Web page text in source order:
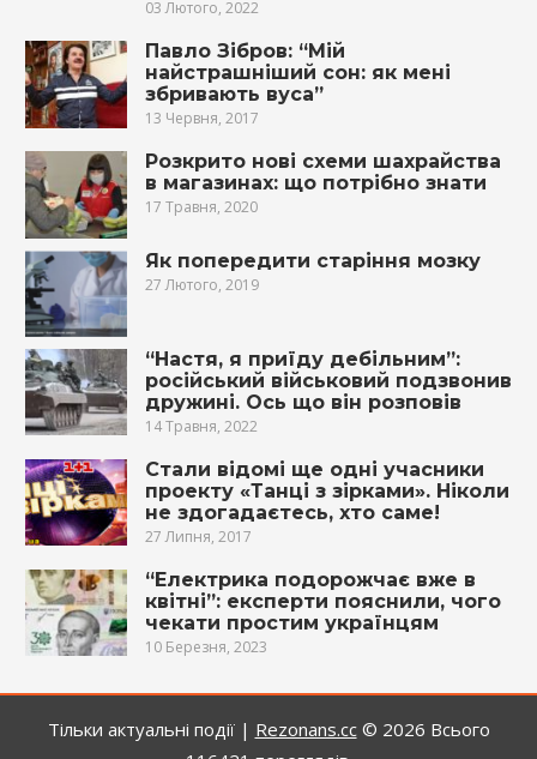
03 Лютого, 2022
Павло Зібров: “Мій
найстрашніший сон: як мені
збривають вуса”
13 Червня, 2017
Розкрито нові схеми шахрайства
в магазинах: що потрібно знати
17 Травня, 2020
Як попередити старіння мозку
27 Лютого, 2019
“Настя, я приїду дебільним”:
російський військовий подзвонив
дружині. Ось що він розповів
14 Травня, 2022
Стали відомі ще одні учасники
проекту «Танці з зірками». Ніколи
не здогадаєтесь, хто саме!
27 Липня, 2017
“Електрика подорожчає вже в
квітні”: експерти пояснили, чого
чекати простим українцям
10 Березня, 2023
Тільки актуальні події | Rezonans.сс © 2026 Всього